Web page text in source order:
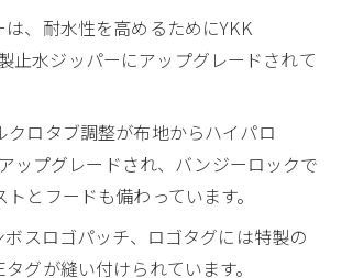
、耐水性を高めるためにYKK
止水ジッパーにアップグレードされて
クロタブ調整が布地からハイパロ
ップグレードされ、バンジーロックで
とフードも備わっています。
ボスロゴパッチ、ロゴタグには特製の
グが縫い付けられています。